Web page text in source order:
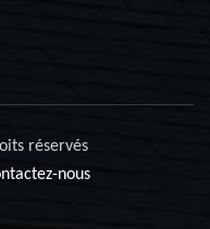
réservés
nous